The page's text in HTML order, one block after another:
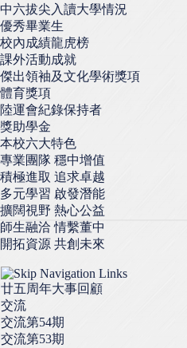
中六拔尖入讀大學情況
優秀畢業生
校內成績龍虎榜
課外活動成就
傑出領袖及文化學術獎項
體育獎項
陸運會紀錄保持者
獎助學金
本校六大特色
專業團隊 穩中增值
積極進取 追求卓越
多元學習 啟發潛能
擴闊視野 熱心公益
師生融洽 情繫董中
開拓資源 共創未來
廿五周年大事回顧
交流
交流第54期
交流第53期